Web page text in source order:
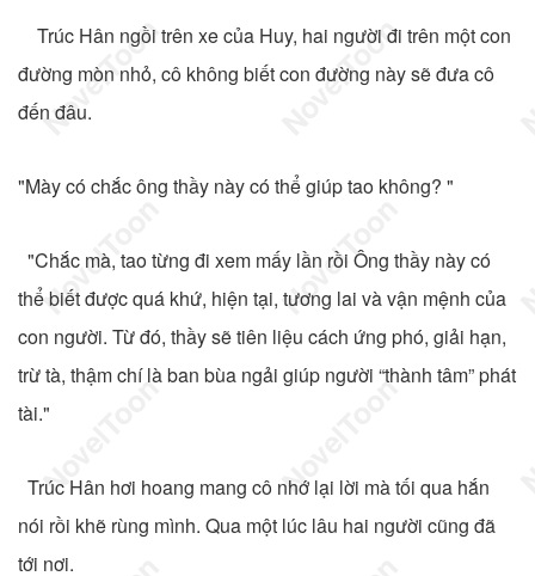
Trúc Hân ngồi trên xe của Huy, hai người đi trên một con
đường mòn nhỏ, cô không biết con đường này sẽ đưa cô
đến đâu.
"Mày có chắc ông thầy này có thể giúp tao không? "
"Chắc mà, tao từng đi xem mấy lần rồi Ông thầy này có
thể biết được quá khứ, hiện tại, tương lai và vận mệnh của
con người. Từ đó, thầy sẽ tiên liệu cách ứng phó, giải hạn,
trừ tà, thậm chí là ban bùa ngải giúp người “thành tâm” phát
tài."
Trúc Hân hơi hoang mang cô nhớ lại lời mà tối qua hắn
nói rồi khẽ rùng mình. Qua một lúc lâu hai người cũng đã
tới nơi.